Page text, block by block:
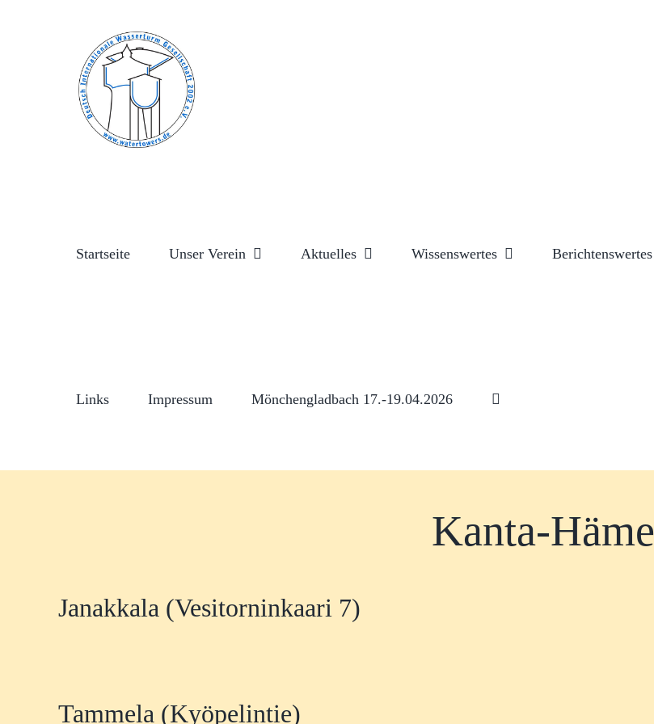
Startseite Unser Verein Aktuelles Wissenswertes Berichtenswertes
Links Impressum Mönchengladbach 17.-19.04.2026
Kanta-Häme
Janakkala (Vesitorninkaari 7)
Tammela (Kyöpelintie)